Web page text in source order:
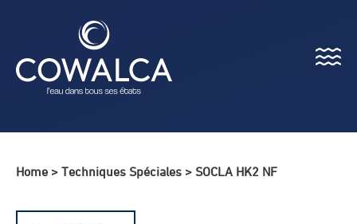
Menu
Home > Techniques Spéciales > SOCLA HK2 NF